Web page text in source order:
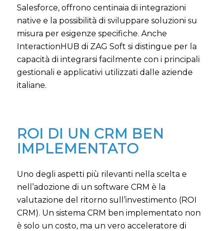
Salesforce, offrono centinaia di integrazioni
native e la possibilità di sviluppare soluzioni su
misura per esigenze specifiche. Anche
InteractionHUB di ZAG Soft si distingue per la
capacità di integrarsi facilmente con i principali
gestionali e applicativi utilizzati dalle aziende
italiane.
ROI DI UN CRM BEN
IMPLEMENTATO
Uno degli aspetti più rilevanti nella scelta e
nell’adozione di un software CRM è la
valutazione del ritorno sull’investimento (ROI
CRM). Un sistema CRM ben implementato non
è solo un costo, ma un vero acceleratore di